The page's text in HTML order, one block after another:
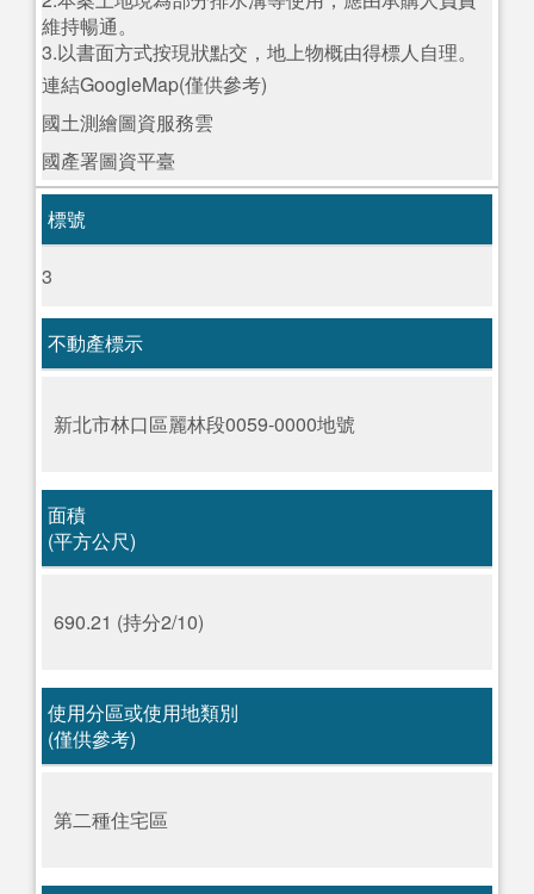
維持暢通。
3.以書面方式按現狀點交，地上物概由得標人自理。
連結GoogleMap(僅供參考)
國土測繪圖資服務雲
國產署圖資平臺
標號
3
不動產標示
新北市林口區麗林段0059-0000地號
面積
(平方公尺)
690.21 (持分2/10)
使用分區或使用地類別
(僅供參考)
第二種住宅區